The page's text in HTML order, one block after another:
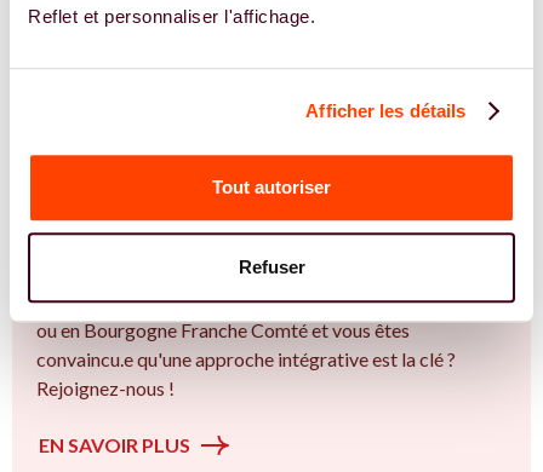
Reflet et personnaliser l'affichage.
Afficher les détails
Tout autoriser
Refuser
Vous êtes Gynécologue expert.e.s en PMA ?
Vous êtes Gynécologue spécialiste dans dans
thématique de la fertilité et particulièrement sur la
Insémination, FIV, don de gamètes : comprendre les
options pour avancer sereinement. Vous êtes à Besançon
ou en Bourgogne Franche Comté et vous êtes
convaincu.e qu'une approche intégrative est la clé ?
Rejoignez-nous !
EN SAVOIR PLUS